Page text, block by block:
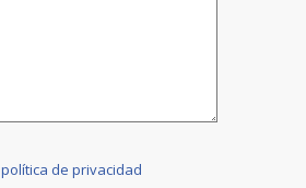
política de privacidad